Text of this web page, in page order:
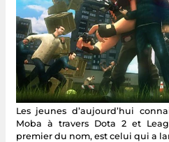
Les jeunes d’aujourd’hui
Moba à travers Dota 2 et
premier du nom, est celui qui a